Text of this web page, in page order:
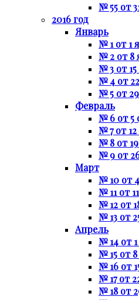
№ 55 от
2016 год
Январь
№ 1 от 1
№ 2 от 8
№ 3 от
№ 4 от
№ 5 от
Февраль
№ 6 от 5
№ 7 от
№ 8 от
№ 9 от
Март
№ 10 от
№ 11 от
№ 12 от
№ 13 от
Апрель
№ 14 от
№ 15 от
№ 16 от
№ 17 от
№ 18 от